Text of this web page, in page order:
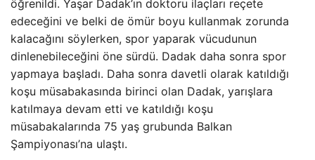
öğrenildi. Yaşar Dadak’ın doktoru ilaçları reçete
edeceğini ve belki de ömür boyu kullanmak zorunda
kalacağını söylerken, spor yaparak vücudunun
dinlenebileceğini öne sürdü. Dadak daha sonra spor
yapmaya başladı. Daha sonra davetli olarak katıldığı
koşu müsabakasında birinci olan Dadak, yarışlara
katılmaya devam etti ve katıldığı koşu
müsabakalarında 75 yaş grubunda Balkan
Şampiyonası’na ulaştı.